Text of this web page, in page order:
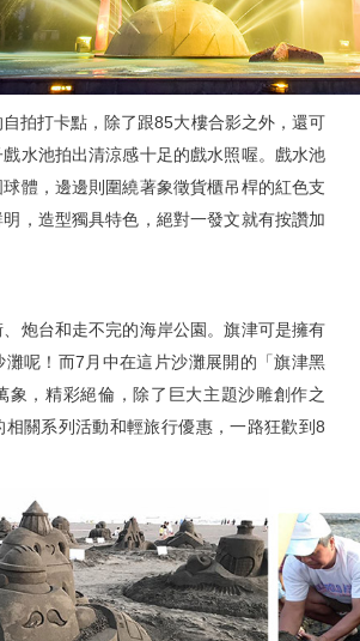
打卡點，除了跟85大樓合影之外，還可
水池拍出清涼感十足的戲水照喔。戲水池
體，邊邊則圍繞著象徵貨櫃吊桿的紅色支
，造型獨具特色，絕對一發文就有按讚加
台和走不完的海岸公園。旗津可是擁有
呢！而7月中在這片沙灘展開的「旗津黑
象，精彩絕倫，除了巨大主題沙雕創作之
關系列活動和輕旅行優惠，一路狂歡到8